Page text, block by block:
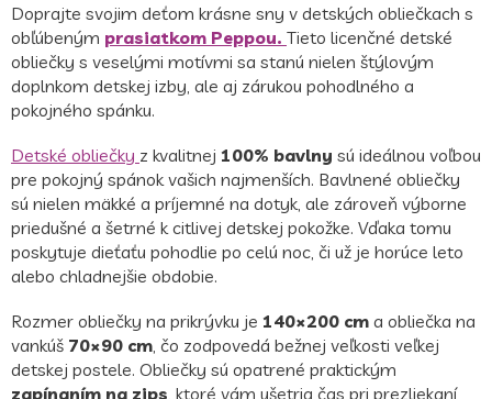
Doprajte svojim deťom krásne sny v detských obliečkach s
obľúbeným prasiatkom Peppou. Tieto licenčné detské
obliečky s veselými motívmi sa stanú nielen štýlovým
doplnkom detskej izby, ale aj zárukou pohodlného a
pokojného spánku.
Detské obliečky z kvalitnej 100% bavlny sú ideálnou voľbou
pre pokojný spánok vašich najmenších. Bavlnené obliečky
sú nielen mäkké a príjemné na dotyk, ale zároveň výborne
priedušné a šetrné k citlivej detskej pokožke. Vďaka tomu
poskytuje dieťaťu pohodlie po celú noc, či už je horúce leto
alebo chladnejšie obdobie.
Rozmer obliečky na prikrývku je 140×200 cm a obliečka na
vankúš 70×90 cm , čo zodpovedá bežnej veľkosti veľkej
detskej postele. Obliečky sú opatrené praktickým
zapínaním na zips , ktoré vám ušetria čas pri prezliekaní